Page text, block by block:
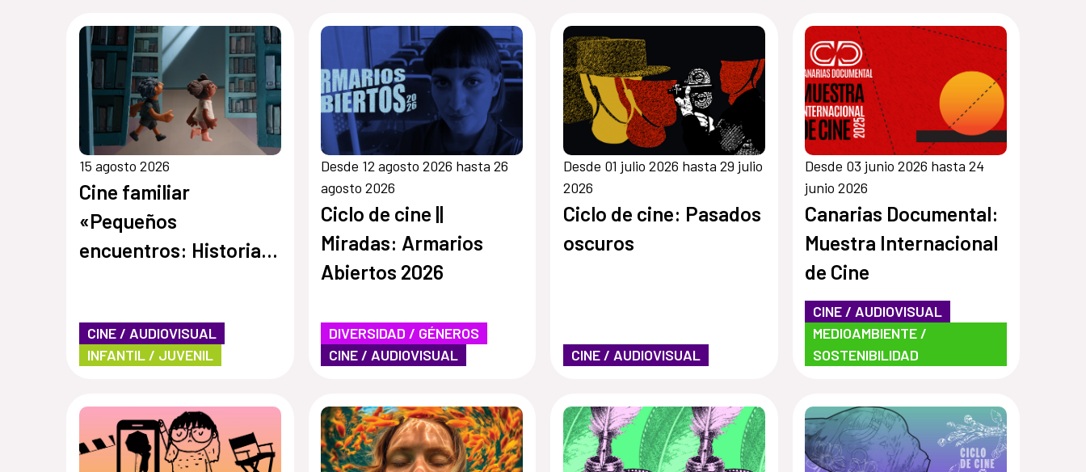
15 agosto 2026
Cine familiar
«Pequeños
encuentros: Historias
CINE / AUDIOVISUAL
INFANTIL / JUVENIL
Desde 12 agosto 2026 hasta 26
agosto 2026
Ciclo de cine ||
Miradas: Armarios
Abiertos 2026
DIVERSIDAD / GÉNEROS
CINE / AUDIOVISUAL
Desde 01 julio 2026 hasta 29 julio
2026
Ciclo de cine: Pasados
oscuros
CINE / AUDIOVISUAL
Desde 03 junio 2026 hasta 24
junio 2026
Canarias Documental:
Muestra Internacional
de Cine
CINE / AUDIOVISUAL
MEDIOAMBIENTE /
SOSTENIBILIDAD